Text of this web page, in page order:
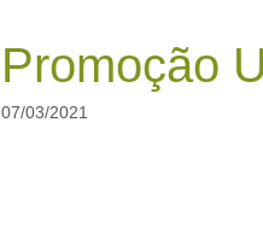
Promoção
07/03/2021